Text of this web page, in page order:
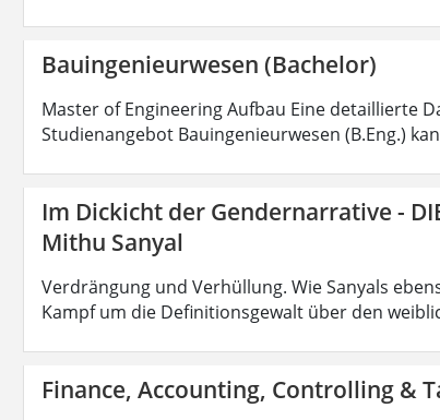
Bauingenieurwesen (Bachelor)
Master of Engineering Aufbau Eine detaillierte
Studienangebot Bauingenieurwesen (B.Eng.)
Im Dickicht der Gendernarrative -
Mithu Sanyal
Verdrängung und Verhüllung. Wie Sanyals
Kampf um die Definitionsgewalt über den
Finance, Accounting, Controlling &